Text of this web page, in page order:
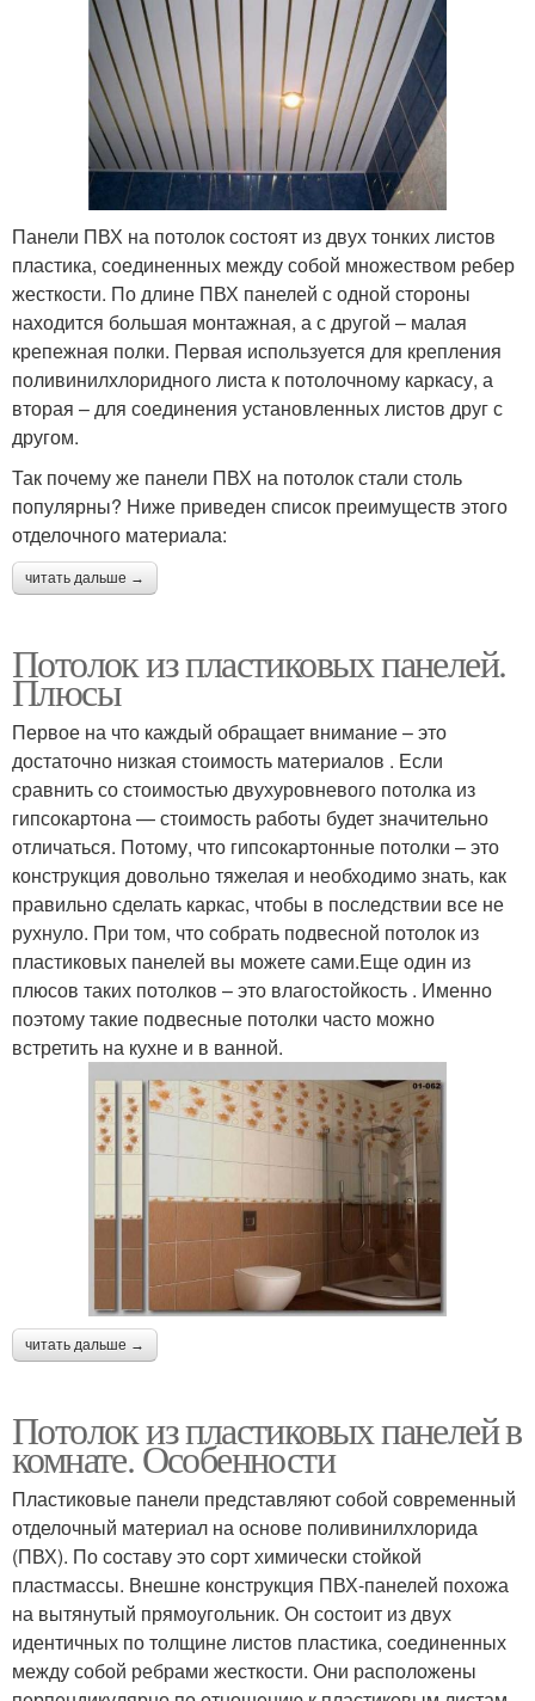
Панели ПВХ на потолок состоят из двух тонких листов
пластика, соединенных между собой множеством ребер
жесткости. По длине ПВХ панелей с одной стороны
находится большая монтажная, а с другой – малая
крепежная полки. Первая используется для крепления
поливинилхлоридного листа к потолочному каркасу, а
вторая – для соединения установленных листов друг с
другом.
Так почему же панели ПВХ на потолок стали столь
популярны? Ниже приведен список преимуществ этого
отделочного материала:
читать дальше →
Потолок из пластиковых панелей.
Плюсы
Первое на что каждый обращает внимание – это
достаточно низкая стоимость материалов . Если
сравнить со стоимостью двухуровневого потолка из
гипсокартона — стоимость работы будет значительно
отличаться. Потому, что гипсокартонные потолки – это
конструкция довольно тяжелая и необходимо знать, как
правильно сделать каркас, чтобы в последствии все не
рухнуло. При том, что собрать подвесной потолок из
пластиковых панелей вы можете сами.Еще один из
плюсов таких потолков – это влагостойкость . Именно
поэтому такие подвесные потолки часто можно
встретить на кухне и в ванной.
читать дальше →
Потолок из пластиковых панелей в
комнате. Особенности
Пластиковые панели представляют собой современный
отделочный материал на основе поливинилхлорида
(ПВХ). По составу это сорт химически стойкой
пластмассы. Внешне конструкция ПВХ-панелей похожа
на вытянутый прямоугольник. Он состоит из двух
идентичных по толщине листов пластика, соединенных
между собой ребрами жесткости. Они расположены